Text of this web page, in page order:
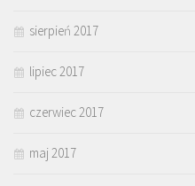
sierpień 2017
lipiec 2017
czerwiec 2017
maj 2017